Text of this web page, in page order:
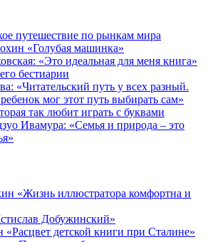
путешествие по рынкам мира
«Голубая машинка»
«Это идеальная для меня книга»
бестиарии
«Читательский путь у всех разный.
мог этот путь выбирать сам»
так любит играть с буквами
Ивамура: «Семья и природа – это
«Жизнь иллюстратора комфортна и
Добужинский»
детской книги при Сталине»